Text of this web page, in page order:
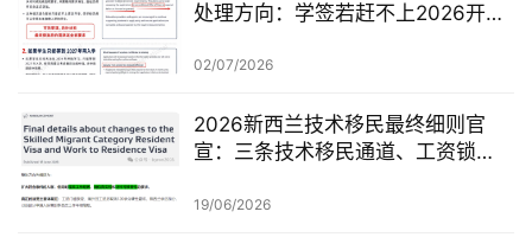
处理方向：学签若赶不上2026开
02/07/2026
2026新西兰技术移民最终细则官
宣：三条技术移民通道、工资锁
查一次梳理
19/06/2026